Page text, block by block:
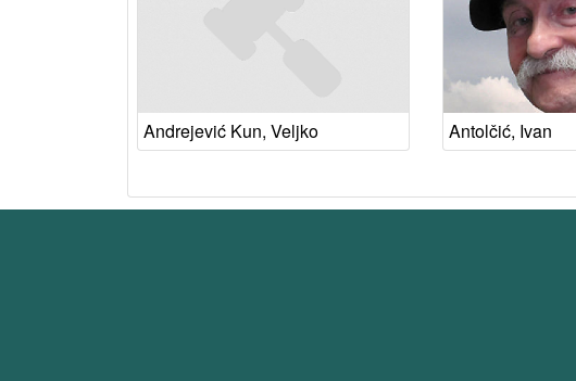
Andrejević Kun, Veljko Antolčić, Ivan